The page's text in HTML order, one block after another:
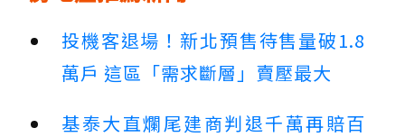
投機客退場！新北預售待售量破1.8
萬戶 這區「需求斷層」賣壓最大
基泰大直爛尾建商判退千萬再賠百